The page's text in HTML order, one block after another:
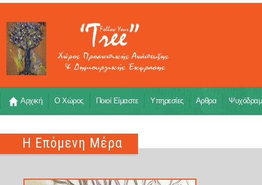
Αρχική Ο Χώρος Ποιοί Είμαστε Υπηρεσίες Αρθρα
Η Επόμενη Μέρα